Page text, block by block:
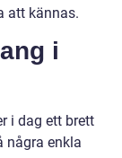
att kännas.
i
i dag ett brett
några enkla